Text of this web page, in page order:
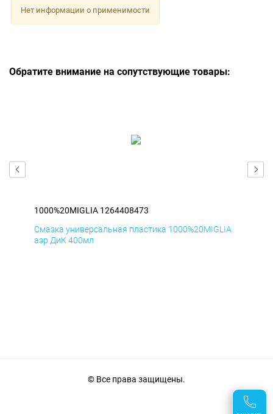
Нет информации о применимости
Обратите внимание на сопутствующие товары:
1000%20MIGLIA 1264408473
Смазка универсальная пластика 1000%20MIGLIA
аэр ДиК 400мл
© Все права защищены.